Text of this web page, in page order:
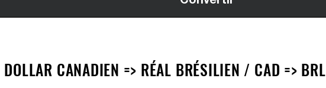
CANADIEN => RÉAL BRÉSILIEN / CAD => BRL